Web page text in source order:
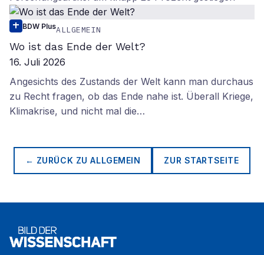
BDW PlusALLGEMEIN
Wo ist das Ende der Welt?
16. Juli 2026
Angesichts des Zustands der Welt kann man durchaus
zu Recht fragen, ob das Ende nahe ist. Überall Kriege,
Klimakrise, und nicht mal die…
← ZURÜCK ZUALLGEMEIN ZUR STARTSEITE